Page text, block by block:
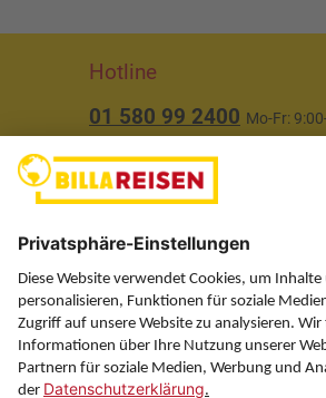
Hotline
01 580 99 2400 Mo-Fr:
Über uns
Service
Information
Folgen Sie uns auf